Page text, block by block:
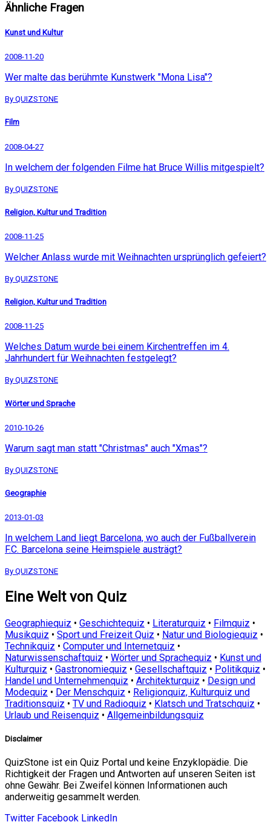
Ähnliche Fragen
Kunst und Kultur
2008-11-20
Wer malte das berühmte Kunstwerk "Mona Lisa"?
By QUIZSTONE
Film
2008-04-27
In welchem der folgenden Filme hat Bruce Willis mitgespielt?
By QUIZSTONE
Religion, Kultur und Tradition
2008-11-25
Welcher Anlass wurde mit Weihnachten ursprünglich gefeiert?
By QUIZSTONE
Religion, Kultur und Tradition
2008-11-25
Welches Datum wurde bei einem Kirchentreffen im 4.
Jahrhundert für Weihnachten festgelegt?
By QUIZSTONE
Wörter und Sprache
2010-10-26
Warum sagt man statt "Christmas" auch "Xmas"?
By QUIZSTONE
Geographie
2013-01-03
In welchem Land liegt Barcelona, wo auch der Fußballverein
F.C. Barcelona seine Heimspiele austrägt?
By QUIZSTONE
Eine Welt von Quiz
Geographiequiz • Geschichtequiz • Literaturquiz • Filmquiz •
Musikquiz • Sport und Freizeit Quiz • Natur und Biologiequiz •
Technikquiz • Computer und Internetquiz •
Naturwissenschaftquiz • Wörter und Sprachequiz • Kunst und
Kulturquiz • Gastronomiequiz • Gesellschaftquiz • Politikquiz •
Handel und Unternehmenquiz • Architekturquiz • Design und
Modequiz • Der Menschquiz • Religionquiz, Kulturquiz und
Traditionsquiz • TV und Radioquiz • Klatsch und Tratschquiz •
Urlaub und Reisenquiz • Allgemeinbildungsquiz
Disclaimer
QuizStone ist ein Quiz Portal und keine Enzyklopädie. Die
Richtigkeit der Fragen und Antworten auf unseren Seiten ist
ohne Gewähr. Bei Zweifel können Informationen auch
anderweitig gesammelt werden.
Twitter Facebook LinkedIn